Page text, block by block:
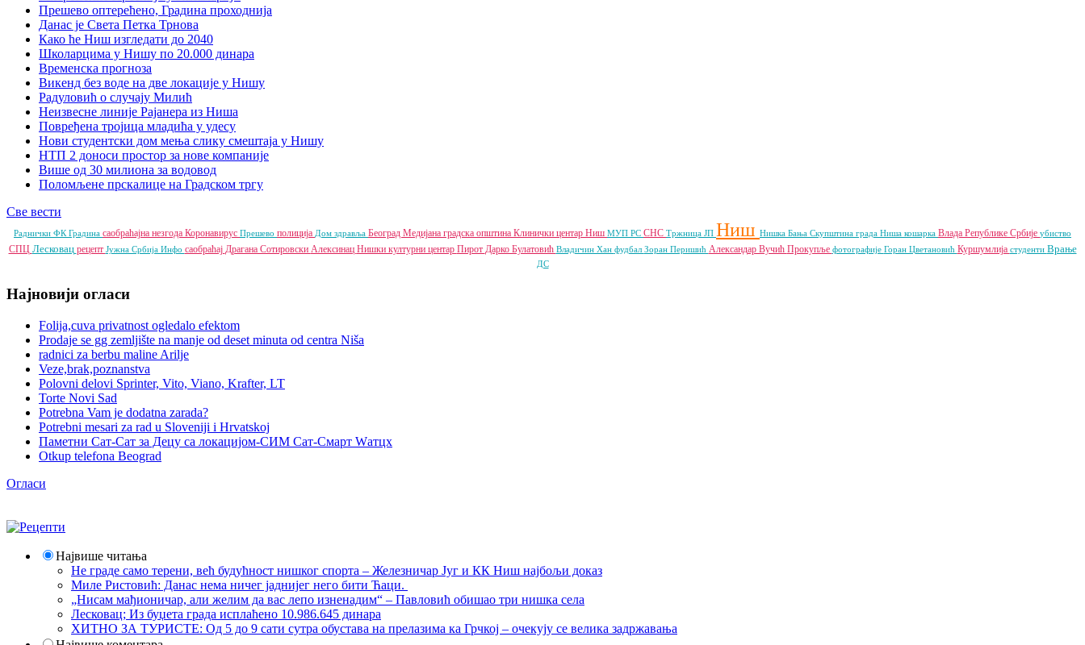
Прешево оптерећено, Градина проходнија
Данас је Света Петка Трнова
Како ће Ниш изгледати до 2040
Школарцима у Нишу по 20.000 динара
Временска прогноза
Викенд без воде на две локације у Нишу
Радуловић о случају Милић
Неизвесне линије Рајанера из Ниша
Повређена тројица младића у удесу
Нови студентски дом мења слику смештаја у Нишу
НТП 2 доноси простор за нове компаније
Више од 30 милиона за водовод
Поломљене прскалице на Градском тргу
Све вести
Раднички ФК Градина саобраћајна незгода Коронавирус Прешево полиција Дом здравља Београд Медијана градска општина Клинички центар Ниш МУП РС СНС Тржница ЈП Ниш Нишка Бања Скупштина града Ниша кошарка Влада Републике Србије убиство
СПЦ Лесковац рецепт Јужна Србија Инфо саобраћај Драгана Сотировски Алексинац Нишки културни центар Пирот Дарко Булатовић Владичин Хан фудбал Зоран Перишић Александар Вучић Прокупље фотографије Горан Цветановић Куршумлија студенти Врање
ДС
Најновији огласи
Folija,cuva privatnost ogledalo efektom
Prodaje se gg zemljište na manje od deset minuta od centra Niša
radnici za berbu maline Arilje
Veze,brak,poznanstva
Polovni delovi Sprinter, Vito, Viano, Krafter, LT
Torte Novi Sad
Potrebna Vam je dodatna zarada?
Potrebni mesari za rad u Sloveniji i Hrvatskoj
Паметни Сат-Сат за Децу са локацијом-СИМ Сат-Смарт Wатцх
Otkup telefona Beograd
Огласи
Највише читања
Не граде само терени, већ будућност нишког спорта – Железничар Југ и КК Ниш најбољи доказ
Миле Ристовић: Данас нема ничег јаднијег него бити Ћаци.
„Нисам мађионичар, али желим да вас лепо изненадим“ – Павловић обишао три нишка села
Лесковац; Из буџета града исплаћено 10.986.645 динара
ХИТНО ЗА ТУРИСТЕ: Од 5 до 9 сати сутра обустава на прелазима ка Грчкој – очекују се велика задржавања